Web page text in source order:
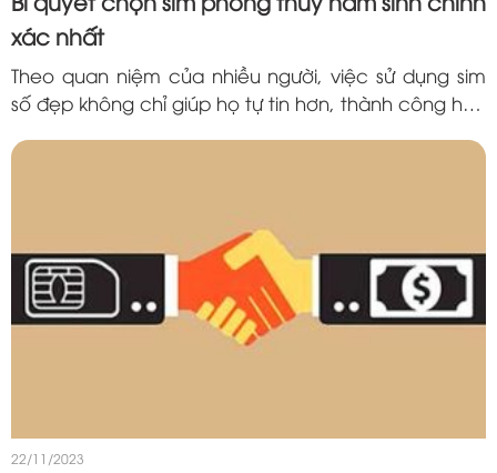
xác nhất
Theo quan niệm của nhiều người, việc sử dụng sim
số đẹp không chỉ giúp họ tự tin hơn, thành công hơn
may mắn và tốt đẹp. Vậy bạn...
22/11/2023